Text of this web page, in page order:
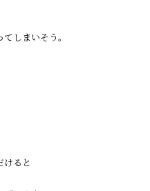
しまいそう。
けると